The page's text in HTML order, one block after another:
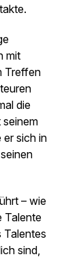
mit
Treffen
die
sich in
– wie
Talente
Talentes
sind,